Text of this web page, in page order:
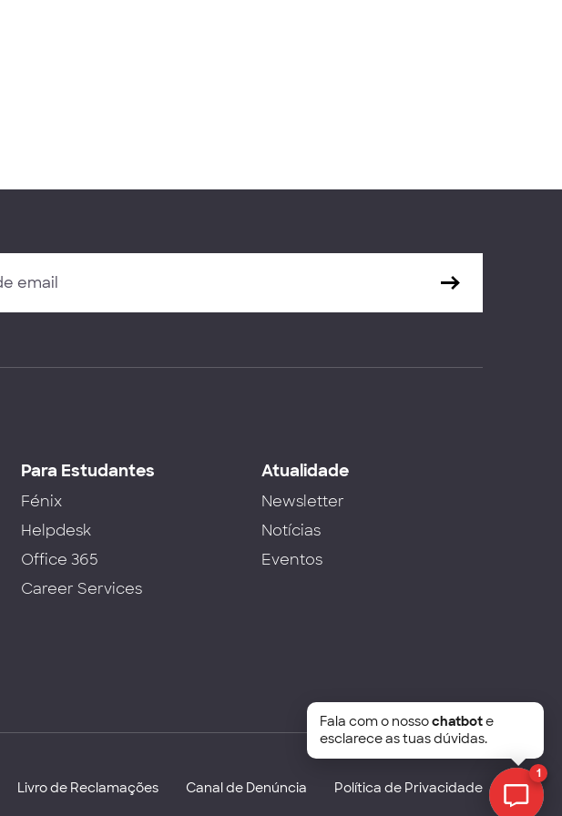
Para Estudantes
Fénix
Helpdesk
Office 365
Career Services
Atualidade
Newsletter
Notícias
Eventos
Livro de Reclamações Canal de Denúncia Política de Privacidade
1
Fala com o nossochatbote
esclarece as tuas dúvidas.